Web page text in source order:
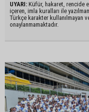
UYARI: Küfür, hakaret, rencide
içeren, imla kuralları ile
Türkçe karakter kullanılmayan
onaylanmamaktadır.